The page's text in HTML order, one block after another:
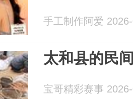
手工制作阿爱
太和县的民
宝哥精彩赛事